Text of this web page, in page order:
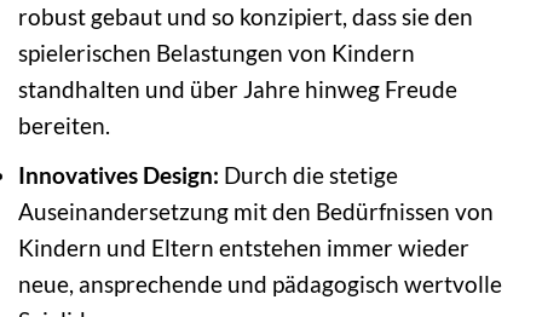
robust gebaut und so konzipiert, dass sie den
spielerischen Belastungen von Kindern
standhalten und über Jahre hinweg Freude
bereiten.
Innovatives Design: Durch die stetige
Auseinandersetzung mit den Bedürfnissen von
Kindern und Eltern entstehen immer wieder
neue, ansprechende und pädagogisch wertvolle